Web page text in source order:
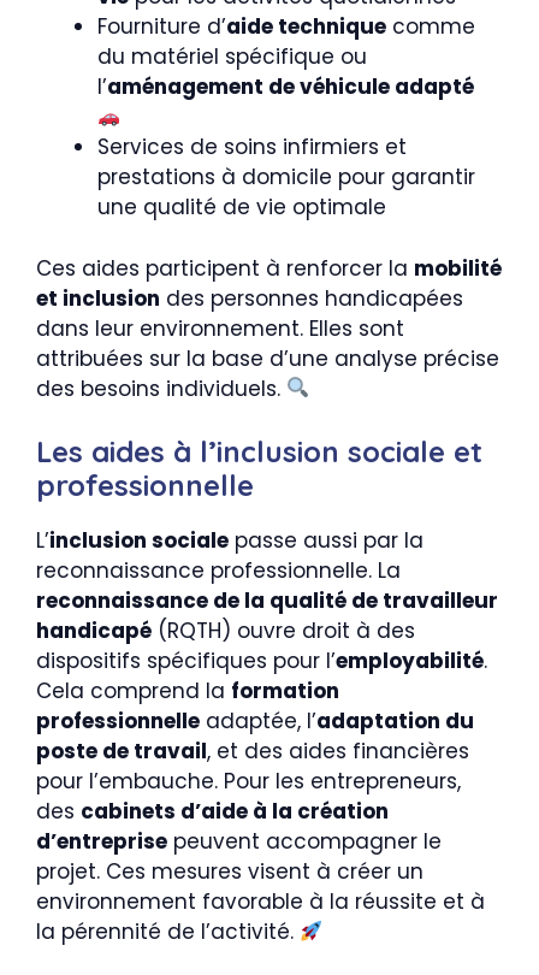
Fourniture d’aide technique comme
du matériel spécifique ou
l’aménagement de véhicule adapté
Services de soins infirmiers et
prestations à domicile pour garantir
une qualité de vie optimale
Ces aides participent à renforcer la mobilité
et inclusion des personnes handicapées
dans leur environnement. Elles sont
attribuées sur la base d’une analyse précise
des besoins individuels.
Les aides à l’inclusion sociale et
professionnelle
L’inclusion sociale passe aussi par la
reconnaissance professionnelle. La
reconnaissance de la qualité de travailleur
handicapé (RQTH) ouvre droit à des
dispositifs spécifiques pour l’employabilité.
Cela comprend la formation
professionnelle adaptée, l’adaptation du
poste de travail, et des aides financières
pour l’embauche. Pour les entrepreneurs,
des cabinets d’aide à la création
d’entreprise peuvent accompagner le
projet. Ces mesures visent à créer un
environnement favorable à la réussite et à
la pérennité de l’activité.